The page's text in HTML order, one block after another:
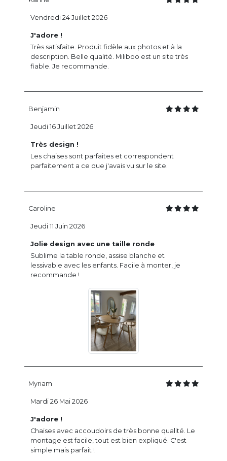
J'adore !
Très satisfaite. Produit fidèle aux photos et à la
description. Belle qualité. Miliboo est un site très
fiable. Je recommande.
Vendredi 24 Juillet 2026
Benjamin
Très design !
Les chaises sont parfaites et correspondent
parfaitement a ce que j'avais vu sur le site.
Jeudi 16 Juillet 2026
Caroline
Jolie design avec une taille ronde
Sublime la table ronde, assise blanche et
lessivable avec les enfants. Facile à monter, je
recommande !
Jeudi 11 Juin 2026
Myriam
J'adore !
Chaises avec accoudoirs de très bonne qualité. Le
montage est facile, tout est bien expliqué. C'est
simple mais parfait !
Mardi 26 Mai 2026